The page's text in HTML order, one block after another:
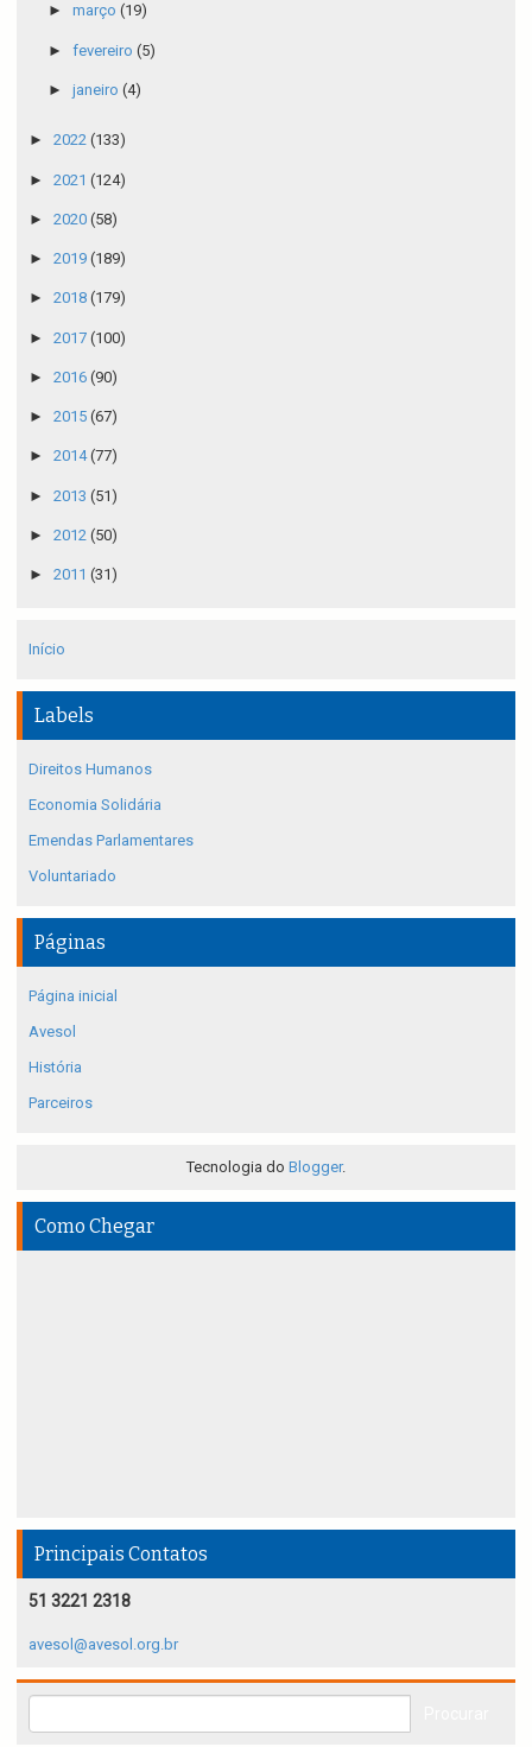
► março (19)
► fevereiro (5)
► janeiro (4)
► 2022 (133)
► 2021 (124)
► 2020 (58)
► 2019 (189)
► 2018 (179)
► 2017 (100)
► 2016 (90)
► 2015 (67)
► 2014(77)
► 2013 (51)
► 2012 (50)
► 2011 (31)
Início
Labels
Direitos Humanos
Economia Solidária
Emendas Parlamentares
Voluntariado
Páginas
Página inicial
Avesol
História
Parceiros
Tecnologia do Blogger.
Como Chegar
Principais Contatos
51 3221 2318
avesol@avesol.org.br